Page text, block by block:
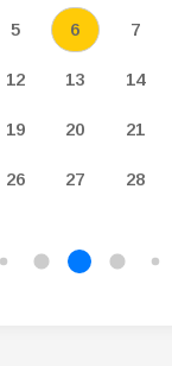
5 6 7
12 13 14
19 20 21
26 27 28